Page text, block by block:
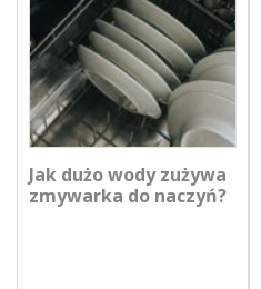
Jak dużo wody zużywa
zmywarka do naczyń?